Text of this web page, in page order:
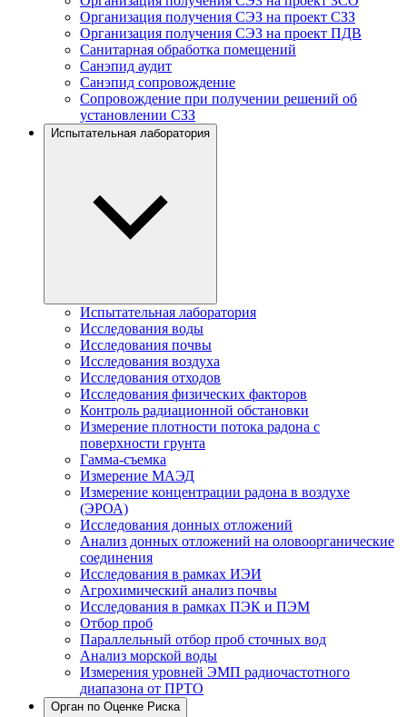
Организация получения СЭЗ на проект СЗЗ
Организация получения СЭЗ на проект ПДВ
Санитарная обработка помещений
Санэпид аудит
Санэпид сопровождение
Сопровождение при получении решений об
установлении СЗЗ
Испытательная лаборатория
Испытательная лаборатория
Исследования воды
Исследования почвы
Исследования воздуха
Исследования отходов
Исследования физических факторов
Контроль радиационной обстановки
Измерение плотности потока радона с
поверхности грунта
Гамма-съемка
Измерение МАЭД
Измерение концентрации радона в воздухе
(ЭРОА)
Исследования донных отложений
Анализ донных отложений на оловоорганические
соединения
Исследования в рамках ИЭИ
Агрохимический анализ почвы
Исследования в рамках ПЭК и ПЭМ
Отбор проб
Параллельный отбор проб сточных вод
Анализ морской воды
Измерения уровней ЭМП радиочастотного
диапазона от ПРТО
Орган по Оценке Риска